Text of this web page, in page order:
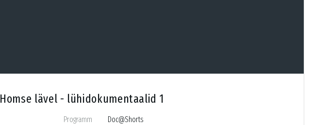
Homse lävel - lühidokumentaalid 1
Programm
Doc@Shorts